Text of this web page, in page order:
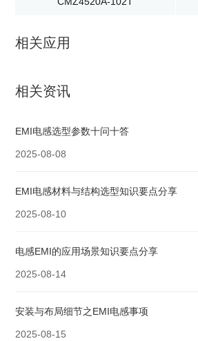
相关应用
相关资讯
EMI电感选型参数十问十答
2025-08-08
EMI电感材料与结构选型知识要点分享
2025-08-10
电感EMI的应用场景知识要点分享
2025-08-14
安装与布局细节​之EMI电感事项
2025-08-15